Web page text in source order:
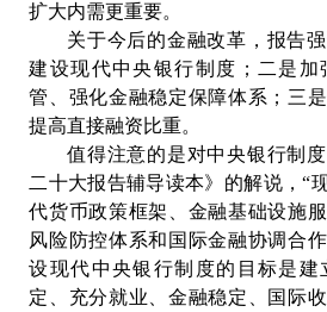
扩大内需更重要。
关于今后的金融改革，报告
建设现代中央银行制度；二是加
管、强化金融稳定保障体系；三
提高直接融资比重。
值得注意的是对中央银行制
二十大报告辅导读本》的解说，“
代货币政策框架、金融基础设施
风险防控体系和国际金融协调合
设现代中央银行制度的目标是建
定、充分就业、金融稳定、国际